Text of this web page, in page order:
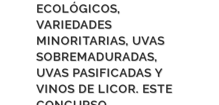
ECOLÓGICOS,
VARIEDADES
MINORITARIAS, UVAS
SOBREMADURADAS,
UVAS PASIFICADAS Y
VINOS DE LICOR. ESTE